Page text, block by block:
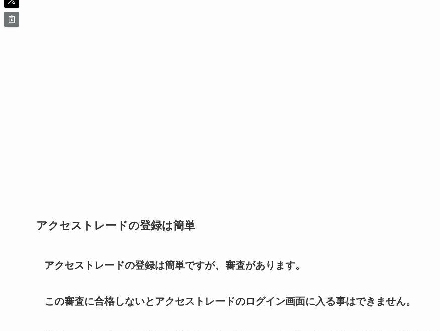
アクセストレードの登録は簡単
アクセストレードの登録は簡単ですが、審査があります。
この審査に合格しないとアクセストレードのログイン画面に入る事はできません。